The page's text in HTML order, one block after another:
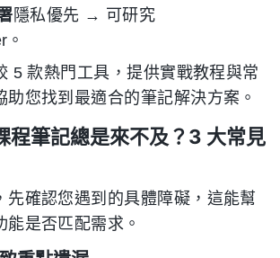
隱私優先 → 可研究
5 款熱門工具，提供實戰教程與常
助您找到最適合的筆記解決方案。
程筆記總是來不及？3 大常見
先確認您遇到的具體障礙，這能幫
是否匹配需求。